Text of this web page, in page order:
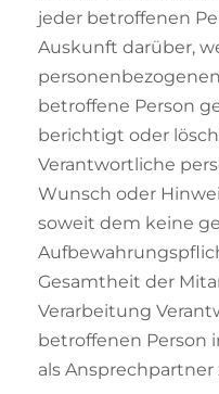
jeder betroffenen
Auskunft darüber,
betroffene Person
berichtigt oder
Verantwortliche
Wunsch oder
soweit dem keine
Gesamtheit der
Verarbeitung
betroffenen Person
als